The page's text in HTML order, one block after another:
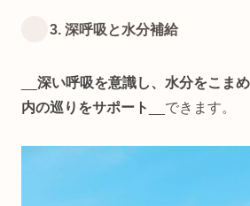
3. 深呼吸と水分補給
深い呼吸を意識し、水分をこま
内の巡りをサポート
__できます。